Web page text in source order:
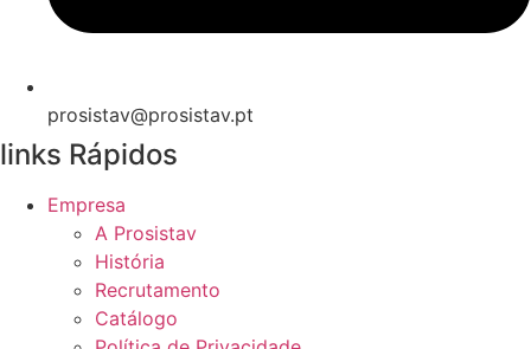
prosistav@prosistav.pt
links Rápidos
Empresa
A Prosistav
História
Recrutamento
Catálogo